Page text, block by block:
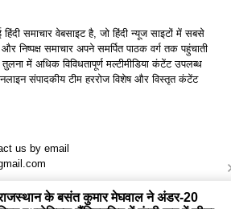
समाचार वेबसाइट है, जो हिंदी न्यूज साइटों में सबसे
निष्पक्ष समाचार अपने समर्पित पाठक वर्ग तक पहुंचाती
में अधिक विविधतापूर्ण मल्टीमीडिया कंटेंट उपलब्ध
संपादकीय टीम हररोज विशेष और विस्तृत कंटेंट
us by email